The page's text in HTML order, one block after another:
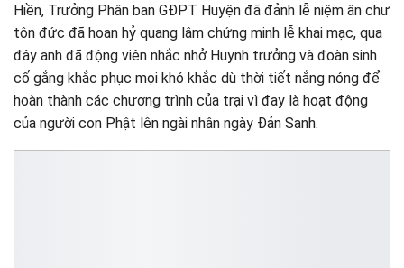
Hiền, Trưởng Phân ban GĐPT Huyện đã đảnh lễ niệm ân chư
tôn đức đã hoan hỷ quang lâm chứng minh lễ khai mạc, qua
đây anh đã động viên nhắc nhở Huynh trưởng và đoàn sinh
cố gắng khắc phục mọi khó khắc dù thời tiết nắng nóng để
hoàn thành các chương trình của trại vì đay là hoạt động
của người con Phật lên ngài nhân ngày Đản Sanh.